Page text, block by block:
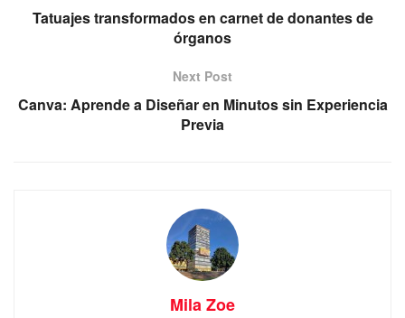
Tatuajes transformados en carnet de donantes de
órganos
Next Post
Canva: Aprende a Diseñar en Minutos sin Experiencia
Previa
Mila Zoe